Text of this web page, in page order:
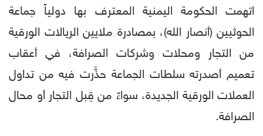
اتهمت الحكومة اليمنية المعترف بها دولياً جماعة
الحوثيين (أنصار الله)، بمصادرة ملايين الريالات الورقية
من التجار ومحلات وشركات الصرافة، في أعقاب
تعميم أصدرته سلطات الجماعة حذَّرت فيه من تداول
العملات الورقية الجديدة، سواءً من قِبل التجار أو محال
الصرافة.